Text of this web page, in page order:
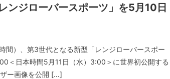
ンジローバースポーツ」を5月10日
間）、第3世代となる新型「レンジローバースポー
＜日本時間5月11日（水）3:00＞に世界初公開する
ー画像を公開 […]